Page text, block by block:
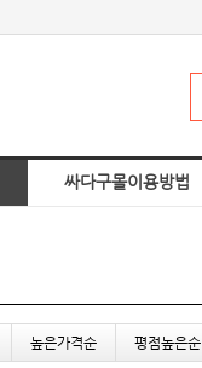
싸다구몰이용방법
높은가격순 평점높은순